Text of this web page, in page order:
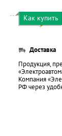
Как купить
Доставка
Продукция,
Компания
РФ через